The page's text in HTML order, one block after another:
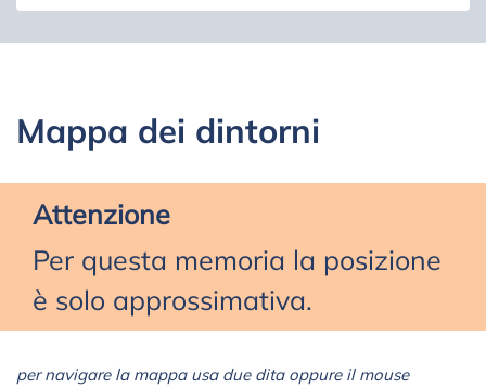
Mappa dei dintorni
Attenzione
Per questa memoria la posizione
è solo approssimativa.
per navigare la mappa usa due dita oppure il mouse